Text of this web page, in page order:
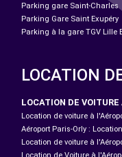
Parking gare Saint-Charles
Parking Gare Saint Exupéry
Parking à la gare TGV Lille
LOCATION
LOCATION DE
Location de voiture à
Aéroport Paris-Orly :
Location de voiture à
Location de Voiture à